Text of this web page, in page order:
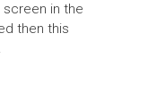
in the
then this